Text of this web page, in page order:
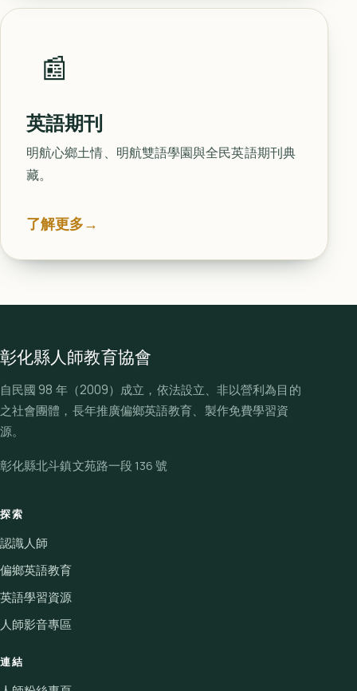
📰
英語期刊
明航心鄉土情、明航雙語學園與全民英語期刊典
藏。
了解更多→
彰化縣人師教育協會
自民國 98 年（2009）成立，依法設立、非以營利為目的
之社會團體，長年推廣偏鄉英語教育、製作免費學習資
源。
彰化縣北斗鎮文苑路一段 136 號
探索
認識人師
偏鄉英語教育
英語學習資源
人師影音專區
連結